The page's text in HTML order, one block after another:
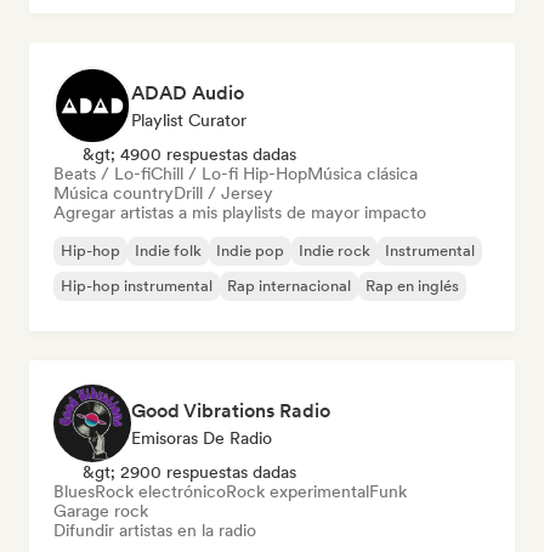
ADAD Audio
Playlist Curator
&gt; 4900 respuestas dadas
Beats / Lo-fiChill / Lo-fi Hip-HopMúsica clásica
Música countryDrill / Jersey
Agregar artistas a mis playlists de mayor impacto
Hip-hop Indie folk Indie pop Indie rock
Instrumental
Hip-hop instrumental
Rap internacional Rap en inglés
Good Vibrations Radio
Emisoras De Radio
&gt; 2900 respuestas dadas
BluesRock electrónicoRock experimentalFunk
Garage rock
Difundir artistas en la radio